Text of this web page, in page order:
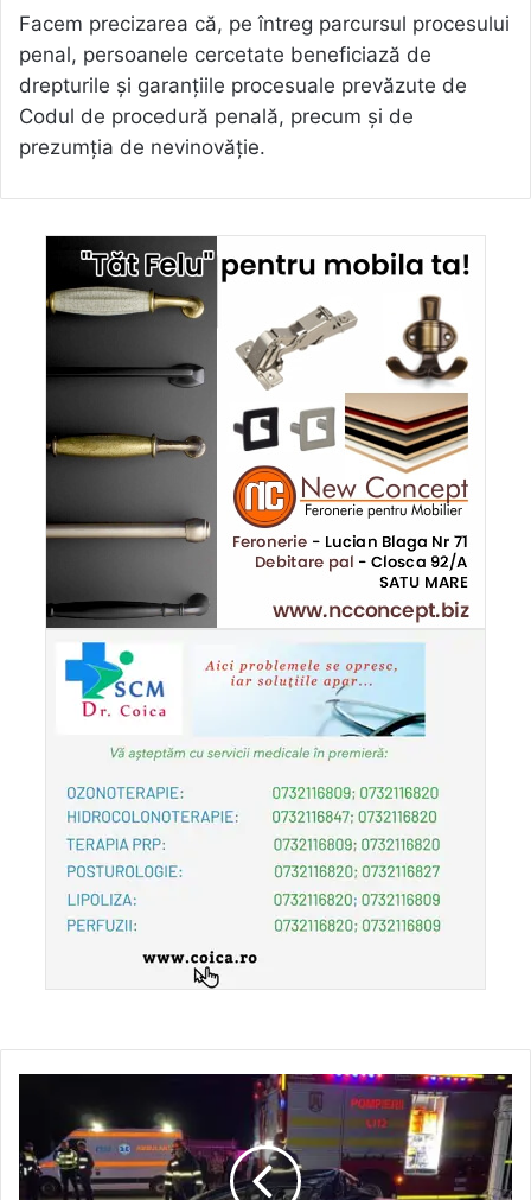
Facem precizarea că, pe întreg parcursul procesului
penal, persoanele cercetate beneficiază de
drepturile și garanțiile procesuale prevăzute de
Codul de procedură penală, precum și de
prezumția de nevinovăție.